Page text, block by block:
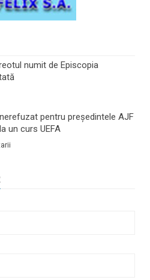
numit de Episcopia
pentru preşedintele AJF
un curs UEFA